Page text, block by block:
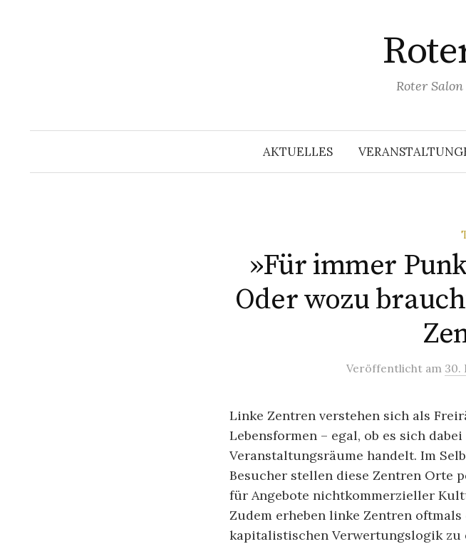
Roter
AKTUELLES
»Für immer
Oder wozu
Veröffentlicht am 30.
Linke Zentren verstehen sich als
Lebensformen – egal, ob es sich
Veranstaltungsräume handelt. Im
Besucher stellen diese Zentren Orte
für Angebote nichtkommerzieller
Zudem erheben linke Zentren
kapitalistischen Verwertungslogik zu